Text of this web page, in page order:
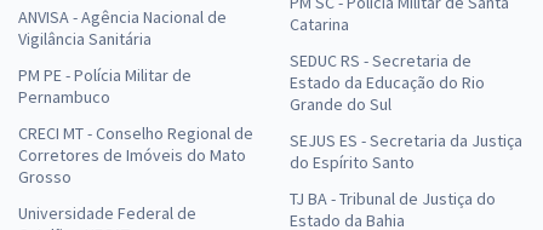
ANVISA - Agência Nacional de
Vigilância Sanitária
PM PE - Polícia Militar de
Pernambuco
CRECI MT - Conselho Regional de
Corretores de Imóveis do Mato
Grosso
Universidade Federal de
Catarina
SEDUC RS - Secretaria de
Estado da Educação do Rio
Grande do Sul
SEJUS ES - Secretaria da Justiça
do Espírito Santo
TJ BA - Tribunal de Justiça do
Estado da Bahia